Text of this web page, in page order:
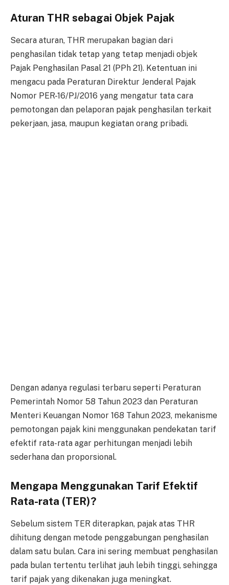
Aturan THR sebagai Objek Pajak
Secara aturan, THR merupakan bagian dari
penghasilan tidak tetap yang tetap menjadi objek
Pajak Penghasilan Pasal 21 (PPh 21). Ketentuan ini
mengacu pada Peraturan Direktur Jenderal Pajak
Nomor PER-16/PJ/2016 yang mengatur tata cara
pemotongan dan pelaporan pajak penghasilan terkait
pekerjaan, jasa, maupun kegiatan orang pribadi.
Dengan adanya regulasi terbaru seperti Peraturan
Pemerintah Nomor 58 Tahun 2023 dan Peraturan
Menteri Keuangan Nomor 168 Tahun 2023, mekanisme
pemotongan pajak kini menggunakan pendekatan tarif
efektif rata-rata agar perhitungan menjadi lebih
sederhana dan proporsional.
Mengapa Menggunakan Tarif Efektif
Rata-rata (TER)?
Sebelum sistem TER diterapkan, pajak atas THR
dihitung dengan metode penggabungan penghasilan
dalam satu bulan. Cara ini sering membuat penghasilan
pada bulan tertentu terlihat jauh lebih tinggi, sehingga
tarif pajak yang dikenakan juga meningkat.